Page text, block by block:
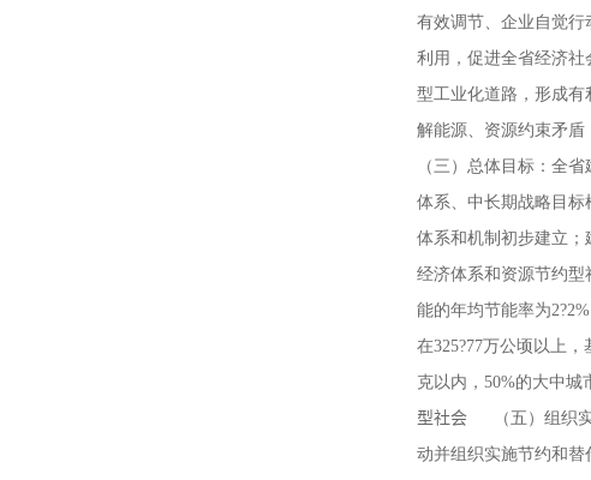
有效调节、企业自觉
利用，促进全省经济社
型工业化道路，形成
解能源、资源约束矛盾
（三）总体目标：全
体系、中长期战略目
体系和机制初步建立
经济体系和资源节约型
能的年均节能率为
在325?77万公顷以上
克以内，50%的大中
型社会
（五）组织
动并组织实施节约和替